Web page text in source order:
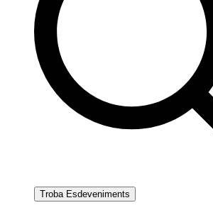
Troba Esdeveniments